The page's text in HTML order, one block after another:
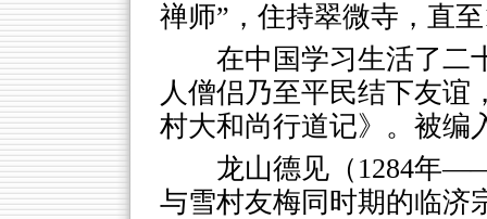
禅师”，住持翠微寺，直
在中国学习生活了二
人僧侣乃至平民结下友谊
村大和尚行道记》。被编
龙山德见（1284年
与雪村友梅同时期的临济